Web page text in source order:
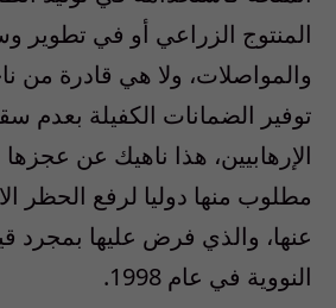
المنتوج الزراعي أو في تطوير
والمواصلات، ولا هي قادرة من
توفير الضمانات الكفيلة بعدم
الإرهابيين، هذا ناهيك عن
مطلوب منها دوليا لرفع الحظر
عنها، والذي فرض عليها بمجرد
النووية في عام 1998.